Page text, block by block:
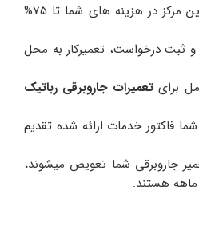
با استفاده از خدمات این مرکز در هزینه های شما تا 75%
ثبت درخواست، تعمیرکار به محل
برایتعمیرات جاروبرقی رباتیک
فاکتور خدمات ارائه شده تقدیم
جاروبرقی شما تعویض میشوند،